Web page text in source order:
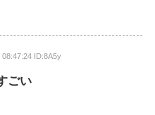
08:47:24 ID:8A5y
ごい